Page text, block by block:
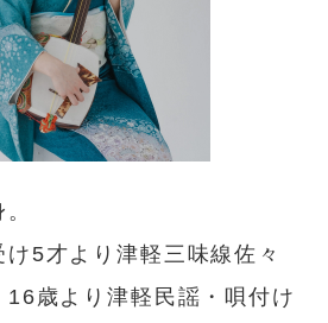
5才より津軽三味線佐々
歳より津軽民謡・唄付け